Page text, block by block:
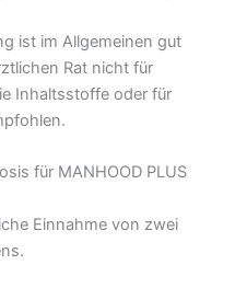
ist im Allgemeinen gut
Rat nicht für
Inhaltsstoffe oder für
für MANHOOD PLUS
Einnahme von zwei